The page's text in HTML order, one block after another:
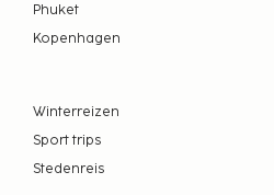
Phuket
Kopenhagen
Winterreizen
Sport trips
Stedenreis